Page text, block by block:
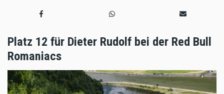
Platz 12 für Dieter Rudolf bei der Red Bull
Romaniacs